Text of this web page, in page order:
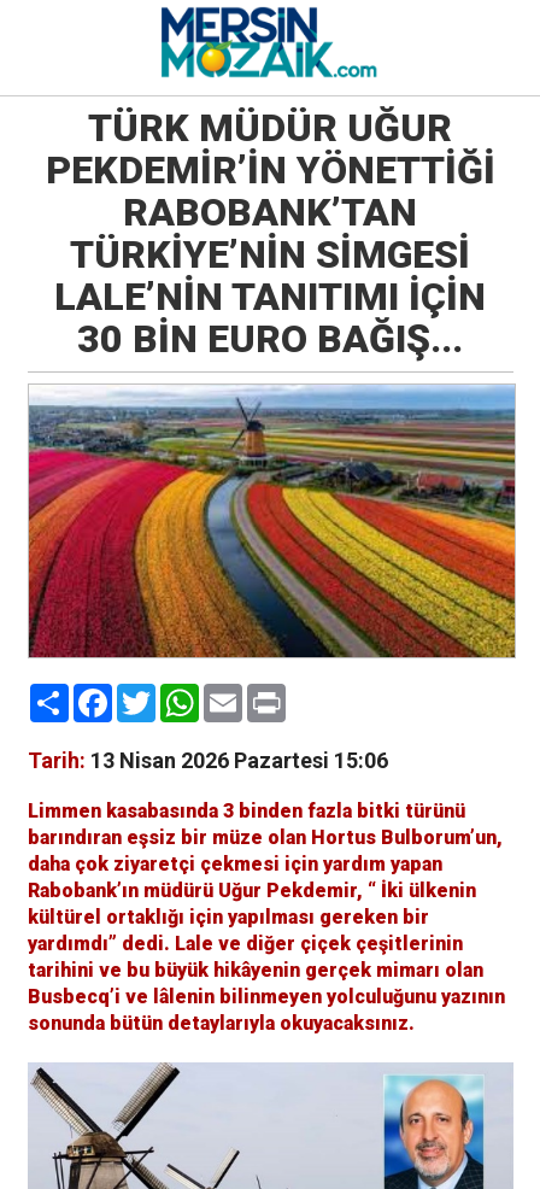
TÜRK MÜDÜR UĞUR
PEKDEMİR’İN YÖNETTİĞİ
RABOBANK’TAN
TÜRKİYE’NİN SİMGESİ
LALE’NİN TANITIMI İÇİN
30 BİN EURO BAĞIŞ...
PaylaşFacebook
TwitterWhatsApp
EmailPrint
Tarih: 13 Nisan 2026 Pazartesi 15:06
Limmen kasabasında 3 binden fazla bitki türünü
barındıran eşsiz bir müze olan Hortus Bulborum’un,
daha çok ziyaretçi çekmesi için yardım yapan
Rabobank’ın müdürü Uğur Pekdemir, “ İki ülkenin
kültürel ortaklığı için yapılması gereken bir
yardımdı” dedi. Lale ve diğer çiçek çeşitlerinin
tarihini ve bu büyük hikâyenin gerçek mimarı olan
Busbecq’i ve lâlenin bilinmeyen yolculuğunu yazının
sonunda bütün detaylarıyla okuyacaksınız.